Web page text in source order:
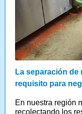
La separación
requisito para
En nuestra región
recolectando los